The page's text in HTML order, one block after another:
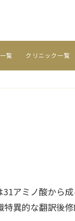
覧 クリニック一覧
アミノ酸から
異的な翻訳後修